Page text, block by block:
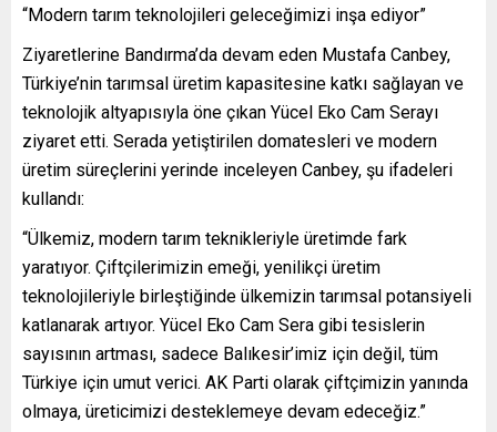
“Modern tarım teknolojileri geleceğimizi inşa ediyor”
Ziyaretlerine Bandırma’da devam eden Mustafa Canbey,
Türkiye’nin tarımsal üretim kapasitesine katkı sağlayan ve
teknolojik altyapısıyla öne çıkan Yücel Eko Cam Serayı
ziyaret etti. Serada yetiştirilen domatesleri ve modern
üretim süreçlerini yerinde inceleyen Canbey, şu ifadeleri
kullandı:
“Ülkemiz, modern tarım teknikleriyle üretimde fark
yaratıyor. Çiftçilerimizin emeği, yenilikçi üretim
teknolojileriyle birleştiğinde ülkemizin tarımsal potansiyeli
katlanarak artıyor. Yücel Eko Cam Sera gibi tesislerin
sayısının artması, sadece Balıkesir’imiz için değil, tüm
Türkiye için umut verici. AK Parti olarak çiftçimizin yanında
olmaya, üreticimizi desteklemeye devam edeceğiz.”